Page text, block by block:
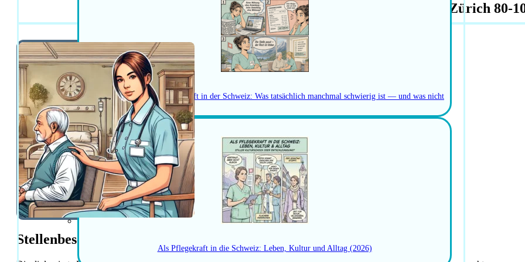
Herausforderungen als Pflegekraft in der Schweiz: Was tatsächlich manchmal schwierig ist — und was nicht
Als Pflegekraft in die Schweiz: Leben, Kultur und Alltag (2026)
diplomierte Pflegefachperson Langzeitpflege – Zürich 80-
Stellenbeschreibung